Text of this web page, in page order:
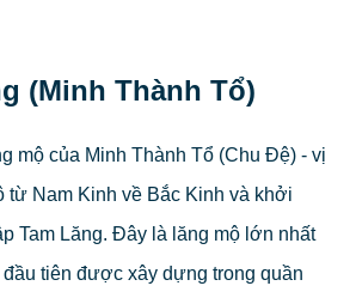
(Minh Thành Tổ)
mộ của Minh Thành Tổ (Chu Đệ) - vị
từ Nam Kinh về Bắc Kinh và khởi
Tam Lăng. Đây là lăng mộ lớn nhất
tiên được xây dựng trong quần